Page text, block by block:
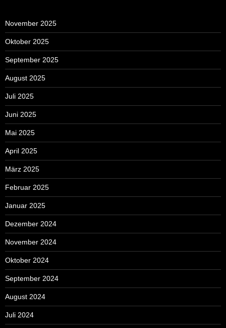
November 2025
Oktober 2025
September 2025
August 2025
Juli 2025
Juni 2025
Mai 2025
April 2025
März 2025
Februar 2025
Januar 2025
Dezember 2024
November 2024
Oktober 2024
September 2024
August 2024
Juli 2024